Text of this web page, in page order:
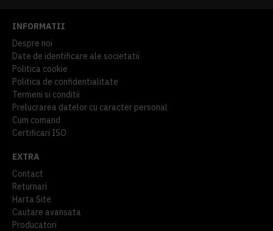
INFORMATII
Despre noi
Date de identificare ale societatii
Politica cookie
Politica de confidentialitate
Termeni si conditii
Prelucrarea datelor cu caracter personal
Cum comand
Certificari ISO
EXTRA
Contact
Returnari
Harta Site
Cautare avansata
Producatori